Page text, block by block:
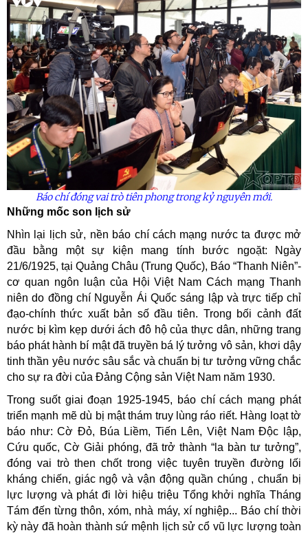
Báo chí đóng vai trò tiên phong trong kỷ nguyên mới.
Những mốc son lịch sử
Nhìn lại lịch sử, nền báo chí cách mạng nước ta được mở
đầu bằng một sự kiện mang tính bước ngoặt: Ngày
21/6/1925, tại Quảng Châu (Trung Quốc), Báo “Thanh Niên”-
cơ quan ngôn luận của Hội Việt Nam Cách mạng Thanh
niên do đồng chí Nguyễn Ái Quốc sáng lập và trực tiếp chỉ
đạo-chính thức xuất bản số đầu tiên. Trong bối cảnh đất
nước bị kìm kẹp dưới ách đô hộ của thực dân, những trang
báo phát hành bí mật đã truyền bá lý tưởng vô sản, khơi dậy
tinh thần yêu nước sâu sắc và chuẩn bị tư tưởng vững chắc
cho sự ra đời của Đảng Cộng sản Việt Nam năm 1930.
Trong suốt giai đoạn 1925-1945, báo chí cách mạng phát
triển mạnh mẽ dù bị mật thám truy lùng ráo riết. Hàng loạt tờ
báo như: Cờ Đỏ, Búa Liềm, Tiến Lên, Việt Nam Độc lập,
Cứu quốc, Cờ Giải phóng, đã trở thành “la bàn tư tưởng”,
đóng vai trò then chốt trong việc tuyên truyền đường lối
kháng chiến, giác ngộ và vận động quần chúng , chuẩn bị
lực lượng và phát đi lời hiệu triệu Tổng khởi nghĩa Tháng
Tám đến từng thôn, xóm, nhà máy, xí nghiệp... Báo chí thời
kỳ này đã hoàn thành sứ mệnh lịch sử cổ vũ lực lượng toàn